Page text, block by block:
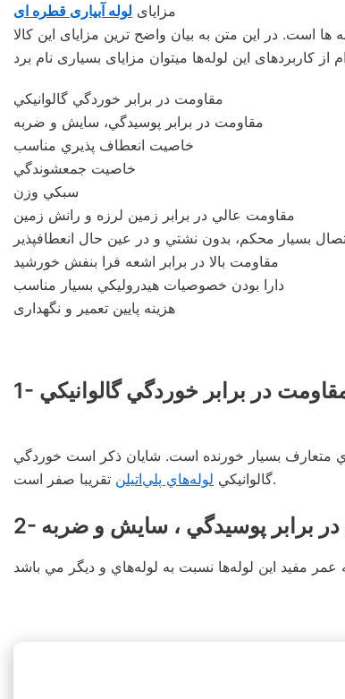
مزايای لوله آبیاری قطره ای
ها است. در این متن به بیان واضح‌ ترین مزایای این کالا
مقاومت در برابر خوردگي گالوانيكي
مقاومت در برابر پوسيدگي، سايش و ضربه
خاصيت انعطاف پذيري مناسب
خاصيت جمعشوندگي
سبكي وزن
مقاومت عالي در برابر زمين لرزه و رانش زمين
بسيار محكم، بدون نشتي و در عين حال انعطافپذير
مقاومت بالا در برابر اشعه فرا بنفش خورشيد
دارا بودن خصوصيات هيدروليكي بسيار مناسب
هزینه پایین تعمیر و نگهداری
مقاومت در برابر خوردگي گالوانيكي
متعارف بسيار خورنده است. شايان ذكر است خوردگي
گالوانيكي لوله‌هاي پلي‌اتيلن تقريبا صفر است.
در برابر پوسيدگي ، سايش و ضربه